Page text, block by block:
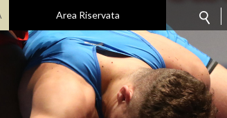
Area Riservata